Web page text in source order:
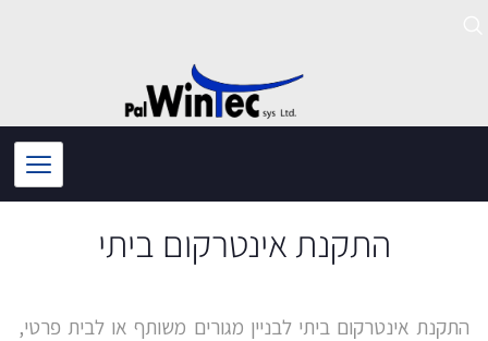
התקנת אינטרקום ביתי
התקנת אינטרקום ביתי לבניין מגורים משותף או לבית פרטי,